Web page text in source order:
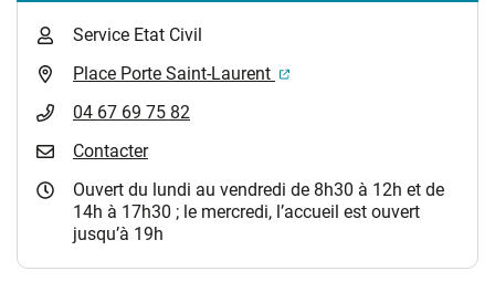
Service Etat Civil
Place Porte Saint-Laurent
(ouverture dans un
04 67 69 75 82
Contacter
Ouvert du lundi au vendredi de 8h30 à 12h et de
14h à 17h30 ; le mercredi, l’accueil est ouvert
jusqu’à 19h